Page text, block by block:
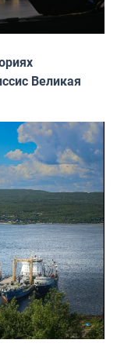
Великая